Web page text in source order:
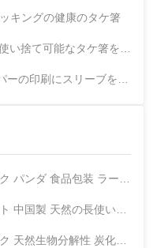
キングの健康のタケ箸
て可能なタケ箸を開発した
印刷にスリーブを付ける
ン 寿司 レストラン バンブースティック
器棒 カスタマイズされた食器棒 食器具セット
ーツインチョップスティック オーダーメイドロゴ